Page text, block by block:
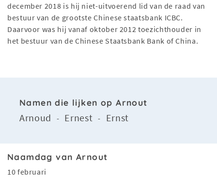
december 2018 is hij niet-uitvoerend lid van de raad van
bestuur van de grootste Chinese staatsbank ICBC.
Daarvoor was hij vanaf oktober 2012 toezichthouder in
het bestuur van de Chinese Staatsbank Bank of China.
Namen die lijken op Arnout
Arnoud - Ernest - Ernst
Naamdag van Arnout
10 februari